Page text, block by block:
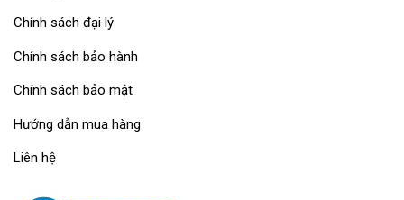
Chính sách đại lý
Chính sách bảo hành
Chính sách bảo mật
Hướng dẫn mua hàng
Liên hệ